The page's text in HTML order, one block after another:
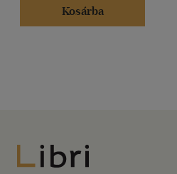
Kosárba
Libri